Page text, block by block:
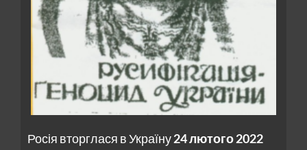
Росія вторглася в Україну24 лютого 2022